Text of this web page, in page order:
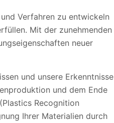
Verfahren zu entwickeln
Mit der zunehmenden
neuer
und unsere Erkenntnisse
und dem Ende
Recognition
Ihrer Materialien durch